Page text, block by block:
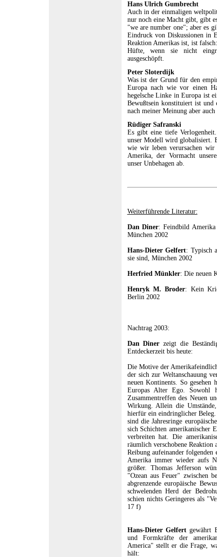
Hans Ulrich Gumbrecht
Auch in der einmaligen
nur noch eine Macht gibt, gibt
"we are number one"; aber es
Eindruck von Diskussionen in
Reaktion Amerikas ist, ist
Hüfte, wenn sie nicht
ausgeschöpft.
Peter Sloterdijk
Was ist der Grund für den
Europa nach wie vor einen
hegelsche Linke in Europa ist
Bewußtsein konstituiert ist und
nach meiner Meinung aber auch
Rüdiger Safranski
Es gibt eine tiefe
unser Modell wird globalisiert.
wie wir leben verursachen
Amerika, der Vormacht
unser Unbehagen ab.
Weiterführende Literatur:
Dan Diner: Feindbild Amerika
München 2002
Hans-Dieter Gelfert: Typisch
sie sind, München 2002
Herfried Münkler: Die neuen
Henryk M. Broder: Kein
Berlin 2002
Nachtrag 2003:
Dan Diner zeigt die
Entdeckerzeit bis heute:
Die Motive der
der sich zur Weltanschauung
neuen Kontinents. So gesehen
Europas Alter Ego. Sowohl
Zusammentreffen des Neuen
Wirkung. Allein die
hierfür ein eindringlicher
sind die Jahresringe
sich Schichten amerikanischer
verbreiten hat. Die
räumlich verschobene
Reibung aufeinander folgenden
Amerika immer wieder aufs
größer. Thomas Jefferson
"Ozean aus Feuer" zwischen
abgrenzende europäische
schwelenden Herd der
schien nichts Geringeres als
17 f)
Hans-Dieter Gelfertgewährt
und Formkräfte der
America" stellt er die Frage,
hält: